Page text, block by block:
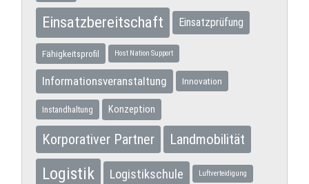
Einsatzbereitschaft Einsatzprüfung
Fähigkeitsprofil Host Nation Support
Informationsveranstaltung Innovation
Instandhaltung Konzeption
Korporativer Partner Landmobilität
Logistik Logistikschule Luftverteidigung